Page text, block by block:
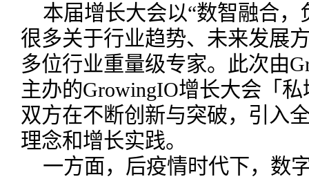
本届增长大会以“数智融合
很多关于行业趋势、未来发展
多位行业重量级专家。此次由
主办的GrowingIO增长大会「
双方在不断创新与突破，引入
理念和增长实践。
一方面，后疫情时代下，数